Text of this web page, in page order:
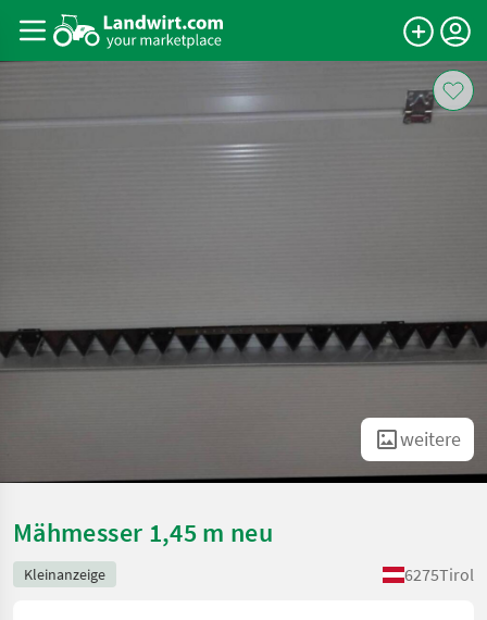
weitere
Mähmesser 1,45 m neu
Kleinanzeige 6275Tirol